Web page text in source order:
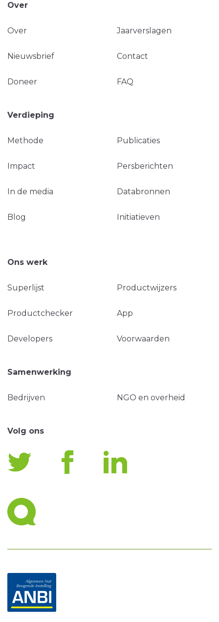
Over
Over Jaarverslagen
Nieuwsbrief Contact
Doneer FAQ
Verdieping
Methode Publicaties
Impact Persberichten
In de media Databronnen
Blog Initiatieven
Ons werk
Superlijst Productwijzers
Productchecker App
Developers Voorwaarden
Samenwerking
Bedrijven NGO en overheid
Volg ons